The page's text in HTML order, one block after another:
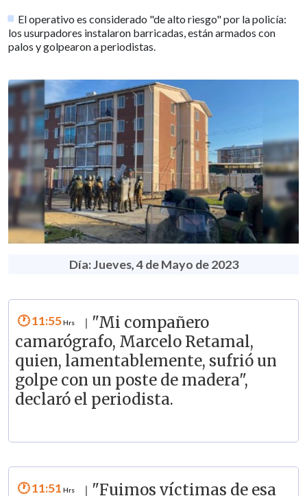
El operativo es considerado "de alto riesgo" por la policía:
los usurpadores instalaron barricadas, están armados con
palos y golpearon a periodistas.
Día: Jueves, 4 de Mayo de 2023
11:55
"Mi compañero
camarógrafo, Marcelo Retamal,
quien, lamentablemente, sufrió un
golpe con un poste de madera",
declaró el periodista.
11:51
"Fuimos víctimas de esa